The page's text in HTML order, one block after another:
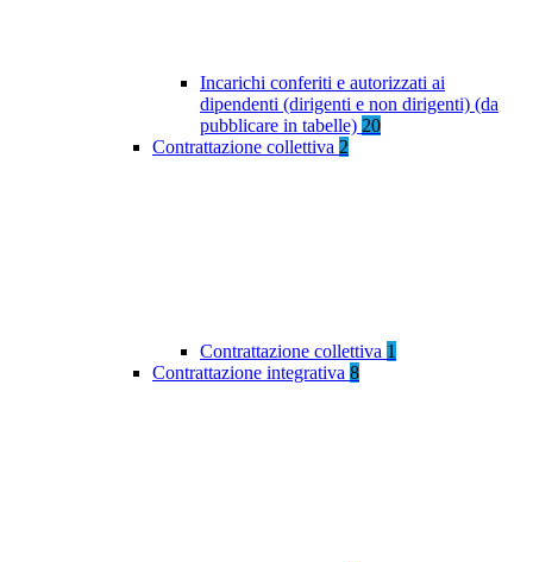
Incarichi conferiti e autorizzati ai
dipendenti (dirigenti e non dirigenti) (da
pubblicare in tabelle) 20
Contrattazione collettiva 2
Contrattazione collettiva 1
Contrattazione integrativa 8